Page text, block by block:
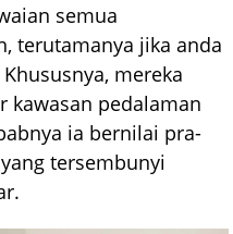
semua
terutamanya jika anda
mereka
kawasan pedalaman
ia bernilai pra-
tersembunyi